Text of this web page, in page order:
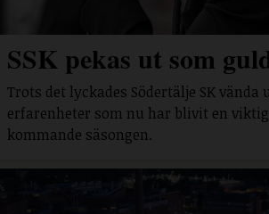
SSK pekas ut som
Trots det lyckades Södertälje SK vända
erfarenheter som nu har blivit en
kommande säsongen.